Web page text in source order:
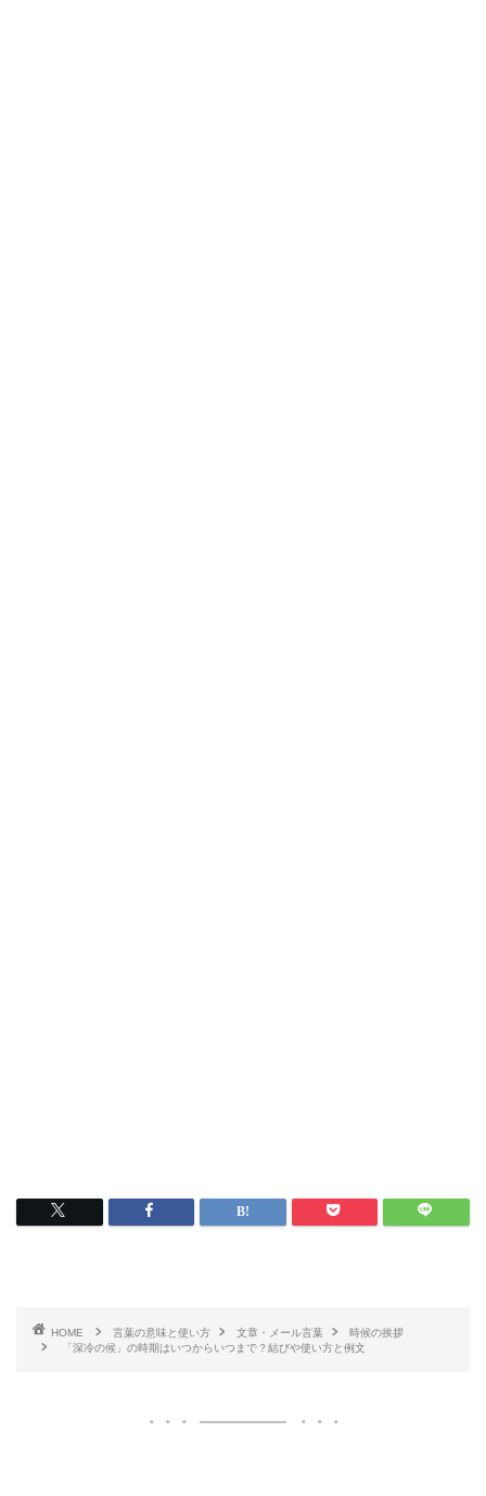
HOME 言葉の意味と使い方 文章・メール言葉
時候の挨拶
「深冷の候」の時期はいつからいつまで？結びや使い方と例文